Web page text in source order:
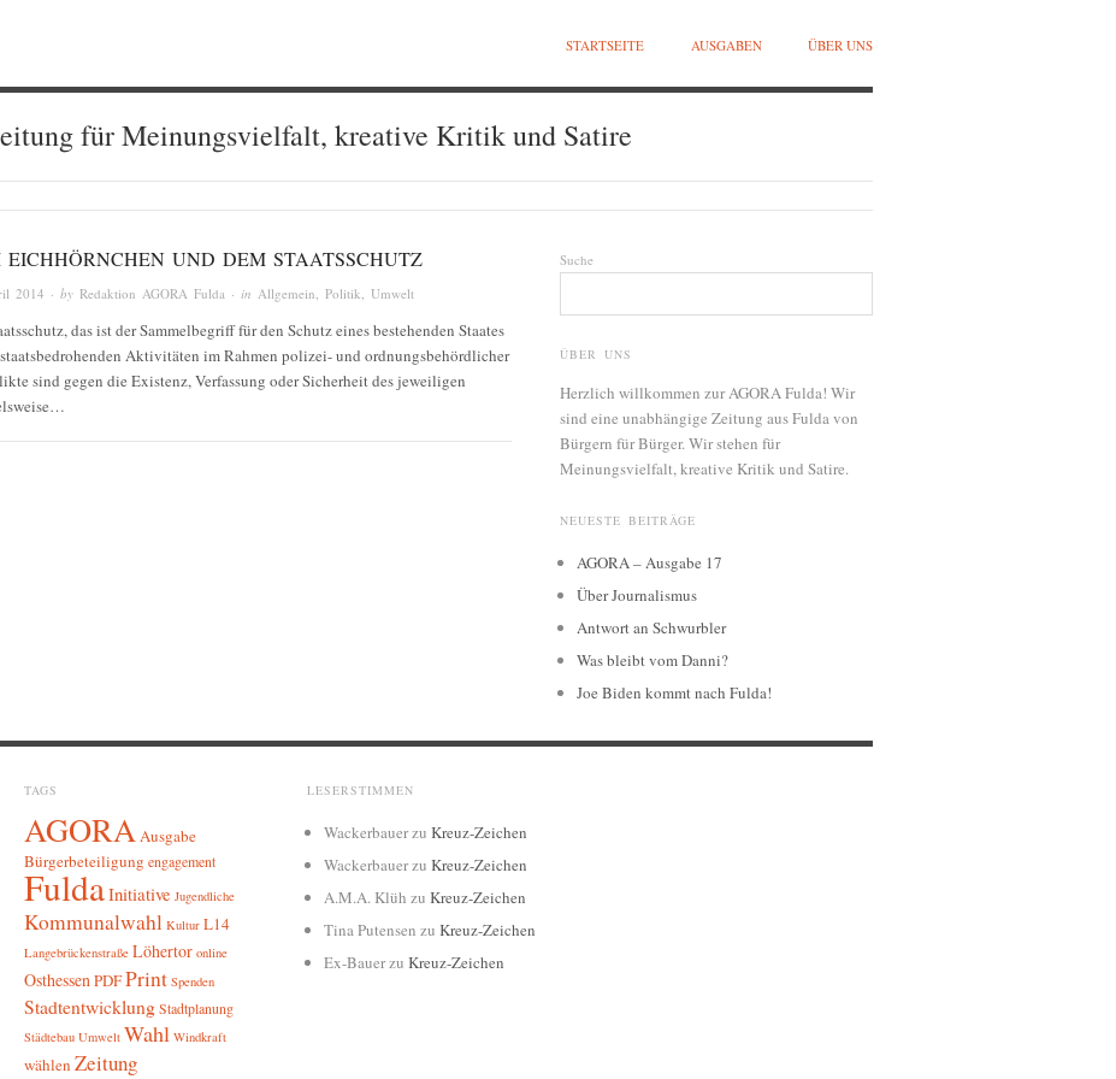
STARTSEITE AUSGABEN ÜBER UNS
für Meinungsvielfalt, kreative Kritik und Satire
EICHHÖRNCHEN UND DEM STAATSSCHUTZ
2014 · by Redaktion AGORA Fulda · in Allgemein Politik Umwelt
das ist der Sammelbegriff für den Schutz eines bestehenden Staates
Aktivitäten im Rahmen polizei- und ordnungsbehördlicher
sind gegen die Existenz, Verfassung oder Sicherheit des jeweiligen
Suche
ÜBER UNS
Herzlich willkommen zur AGORA Fulda! Wir
sind eine unabhängige Zeitung aus Fulda von
Bürgern für Bürger. Wir stehen für
Meinungsvielfalt, kreative Kritik und Satire.
NEUESTE BEITRÄGE
AGORA – Ausgabe 17
Über Journalismus
Antwort an Schwurbler
Was bleibt vom Danni?
Joe Biden kommt nach Fulda!
TAGS
AGORAAusgabe
Bürgerbeteiligung engagement
FuldaInitiative Jugendliche
Kommunalwahl Kultur L14
Langebrückenstraße Löhertor online
OsthessenPDFPrint Spenden
StadtentwicklungStadtplanung
Städtebau Umwelt Wahl Windkraft
wählen Zeitung
LESERSTIMMEN
Wackerbauerzu Kreuz-Zeichen
Wackerbauerzu Kreuz-Zeichen
A.M.A. Klüh zu Kreuz-Zeichen
Tina Putensen zu Kreuz-Zeichen
Ex-Bauerzu Kreuz-Zeichen